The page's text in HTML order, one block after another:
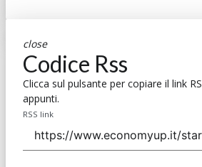
close
Codice Rss
Clicca sul pulsante per copiare il link
appunti.
RSS link